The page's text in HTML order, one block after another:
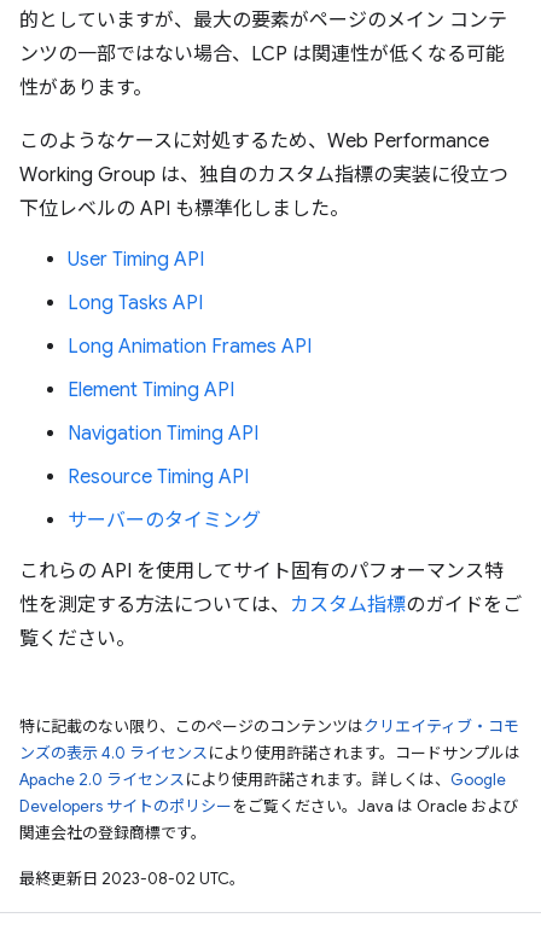
的としていますが、最大の要素がページのメイン コンテ
ンツの一部ではない場合、LCP は関連性が低くなる可能
性があります。
このようなケースに対処するため、Web Performance
Working Group は、独自のカスタム指標の実装に役立つ
下位レベルの API も標準化しました。
User Timing API
Long Tasks API
Long Animation Frames API
Element Timing API
Navigation Timing API
Resource Timing API
サーバーのタイミング
これらの API を使用してサイト固有のパフォーマンス特
性を測定する方法については、 カスタム指標のガイドをご
覧ください。
特に記載のない限り、このページのコンテンツはクリエイティブ・コモ
ンズの表示 4.0 ライセンスにより使用許諾されます。コードサンプルは
Apache 2.0 ライセンスにより使用許諾されます。詳しくは、 Google
Developers サイトのポリシーをご覧ください。Java は Oracle および
関連会社の登録商標です。
最終更新日 2023-08-02 UTC。